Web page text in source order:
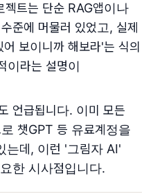
젝트는 단순 RAG앱이나
준에 머물러 있었고, 실제
보이니까 해보라'는 식의
이라는 설명이
언급됩니다. 이미 모든
챗GPT 등 유료계정을
는데, 이런 '그림자 AI'
한 시사점입니다.